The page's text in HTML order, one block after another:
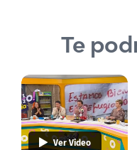
Te
Ver Video